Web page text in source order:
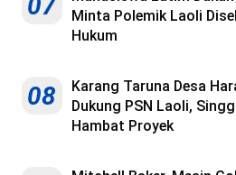
Minta Polemik Laoli
Hukum
08
Karang Taruna Desa
Dukung PSN Laoli,
Hambat Proyek